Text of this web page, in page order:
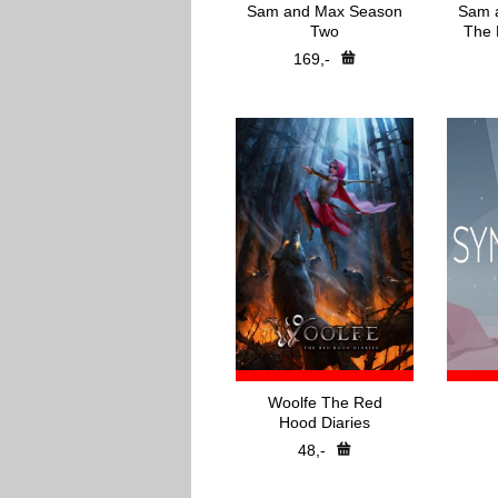
Sam and Max Season
Two
169,-
Sam
The
Woolfe The Red
Hood Diaries
48,-